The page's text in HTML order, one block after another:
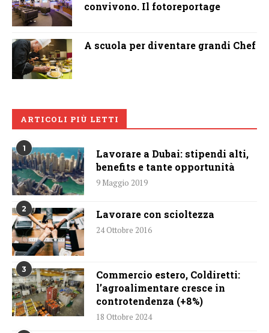
convivono. Il fotoreportage
A scuola per diventare grandi Chef
ARTICOLI PIÙ LETTI
1
Lavorare a Dubai: stipendi alti,
benefits e tante opportunità
9 Maggio 2019
2 Lavorare con scioltezza
24 Ottobre 2016
3
Commercio estero, Coldiretti:
l’agroalimentare cresce in
controtendenza (+8%)
18 Ottobre 2024